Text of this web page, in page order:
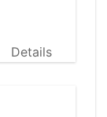
Details